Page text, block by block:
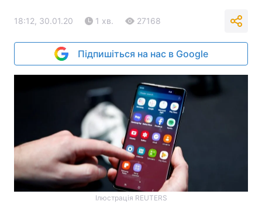
18:12, 30.01.20 1 хв. 27168
Підпишіться на нас в Google
Ілюстрація REUTERS